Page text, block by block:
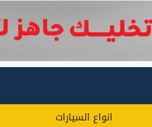
انواع السيارات